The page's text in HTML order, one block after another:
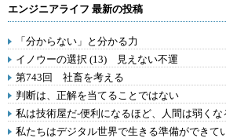
エンジニアライフ 最新の投稿
「分からない」と分かる力
イノウーの選択 (13) 見えない不運
第743回 社畜を考える
判断は、正解を当てることではない
私は技術屋だ-便利になるほど、人間は弱くな
私たちはデジタル世界で生きる準備ができて